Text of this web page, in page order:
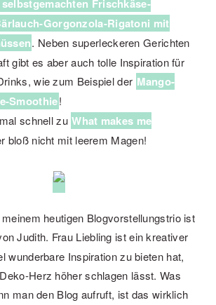
Frischkäse-
Gorgonzola-Rigatoni mit
. Neben superleckeren Gerichten
gibt es aber auch tolle Inspiration für
wie zum Beispiel der Mango-
Smoothie!
schnell zu What makes me
bloß nicht mit leerem Magen!
heutigen Blogvorstellungstrio ist
Judith. Frau Liebling ist ein kreativer
wunderbare Inspiration zu bieten hat,
Herz höher schlagen lässt. Was
man den Blog aufruft, ist das wirklich